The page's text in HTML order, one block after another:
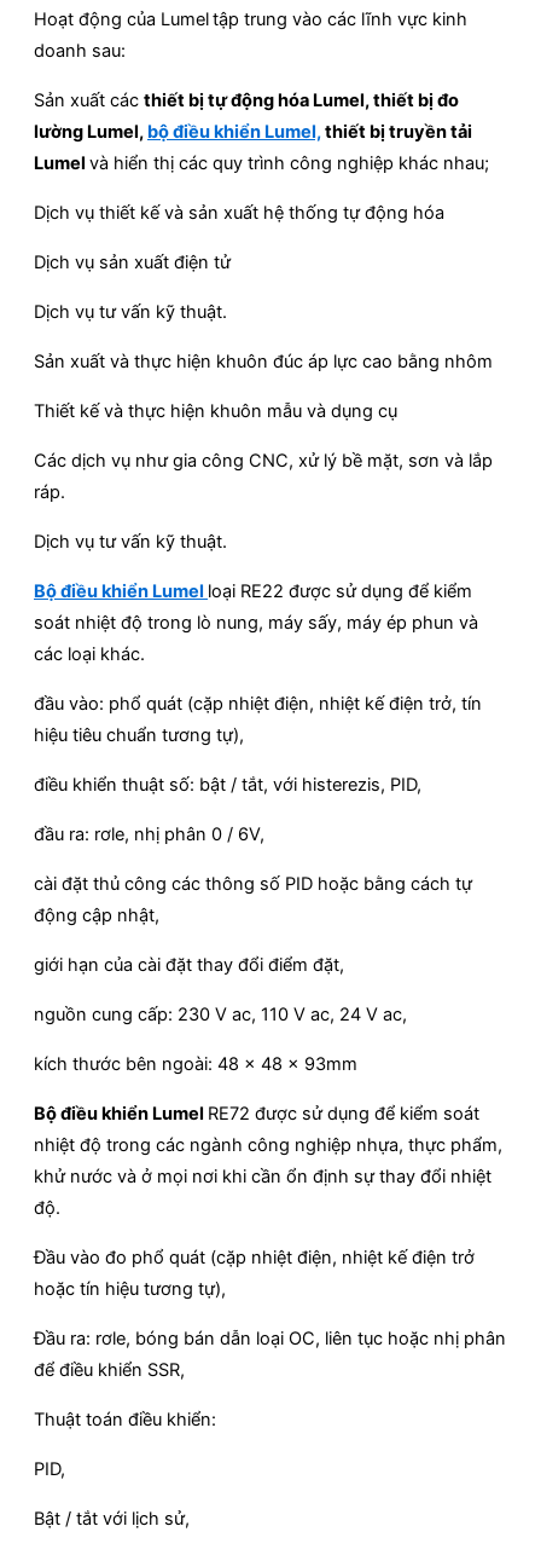
Hoạt động của Lumeltập trung vào các lĩnh vực kinh
doanh sau:
Sản xuất các thiết bị tự động hóa Lumel, thiết bị đo
lường Lumel, bộ điều khiển Lumel,thiết bị truyền tải
Lumel và hiển thị các quy trình công nghiệp khác nhau;
Dịch vụ thiết kế và sản xuất hệ thống tự động hóa
Dịch vụ sản xuất điện tử
Dịch vụ tư vấn kỹ thuật.
Sản xuất và thực hiện khuôn đúc áp lực cao bằng nhôm
Thiết kế và thực hiện khuôn mẫu và dụng cụ
Các dịch vụ như gia công CNC, xử lý bề mặt, sơn và lắp
ráp.
Dịch vụ tư vấn kỹ thuật.
Bộ điều khiển Lumel loại RE22 được sử dụng để kiểm
soát nhiệt độ trong lò nung, máy sấy, máy ép phun và
các loại khác.
đầu vào: phổ quát (cặp nhiệt điện, nhiệt kế điện trở, tín
hiệu tiêu chuẩn tương tự),
điều khiển thuật số: bật / tắt, với histerezis, PID,
đầu ra: rơle, nhị phân 0 / 6V,
cài đặt thủ công các thông số PID hoặc bằng cách tự
động cập nhật,
giới hạn của cài đặt thay đổi điểm đặt,
nguồn cung cấp: 230 V ac, 110 V ac, 24 V ac,
kích thước bên ngoài: 48 x 48 x 93mm
Bộ điều khiển Lumel RE72 được sử dụng để kiểm soát
nhiệt độ trong các ngành công nghiệp nhựa, thực phẩm,
khử nước và ở mọi nơi khi cần ổn định sự thay đổi nhiệt
độ.
Đầu vào đo phổ quát (cặp nhiệt điện, nhiệt kế điện trở
hoặc tín hiệu tương tự),
Đầu ra: rơle, bóng bán dẫn loại OC, liên tục hoặc nhị phân
để điều khiển SSR,
Thuật toán điều khiển:
PID,
Bật / tắt với lịch sử,